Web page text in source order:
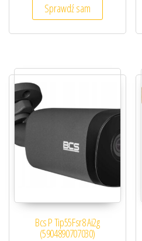
Sprawdź sam
Bcs P Tip55Fsr8 Ai2g
(5904890707030)